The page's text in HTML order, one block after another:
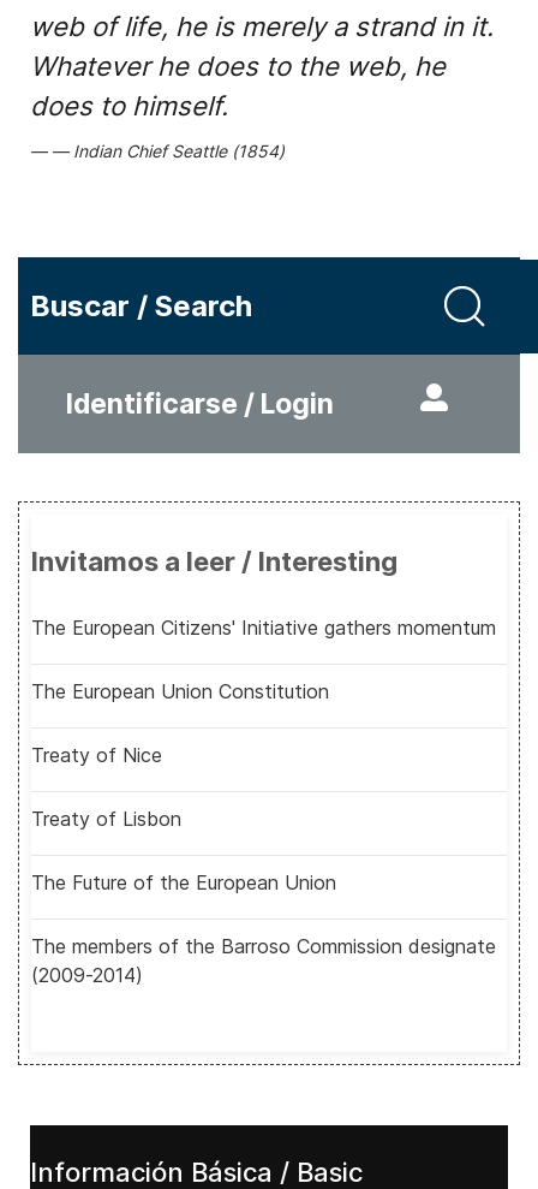
web of life, he is merely a strand in it.
Whatever he does to the web, he
does to himself.
Indian Chief Seattle (1854)
Buscar / Search
Identificarse / Login
Invitamos a leer / Interesting
The European Citizens' Initiative gathers momentum
The European Union Constitution
Treaty of Nice
Treaty of Lisbon
The Future of the European Union
The members of the Barroso Commission designate
(2009-2014)
Información Básica / Basic